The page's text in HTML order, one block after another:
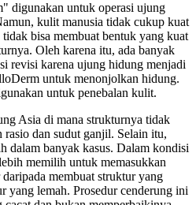
untuk operasi ujung
kulit manusia tidak cukup kuat
bisa membuat bentuk yang kuat
Oleh karena itu, ada banyak
revisi karena ujung hidung menjadi
untuk menonjolkan hidung.
untuk penebalan kulit.
Asia di mana strukturnya tidak
rasio dan sudut ganjil. Selain itu,
dalam banyak kasus. Dalam kondisi
memilih untuk memasukkan
membuat struktur yang
yang lemah. Prosedur cenderung ini